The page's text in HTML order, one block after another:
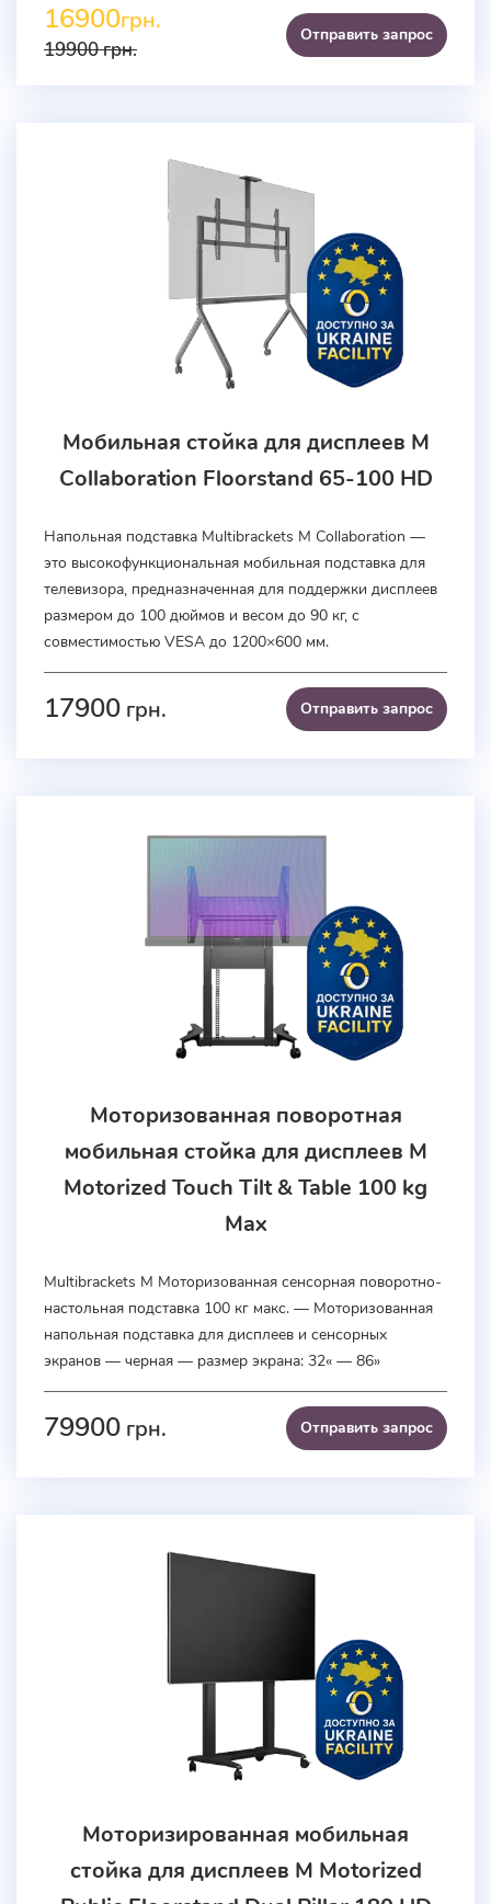
16900грн.
19900грн.
Отправить запроc
Мобильная стойка для дисплеев M
Collaboration Floorstand 65-100 HD
Напольная подставка Multibrackets M Collaboration —
это высокофункциональная мобильная подставка для
телевизора, предназначенная для поддержки дисплеев
размером до 100 дюймов и весом до 90 кг, с
совместимостью VESA до 1200×600 мм.
17900 грн. Отправить запроc
Моторизованная поворотная
мобильная стойка для дисплеев M
Motorized Touch Tilt & Table 100 kg
Max
Multibrackets M Моторизованная сенсорная поворотно-
настольная подставка 100 кг макс. — Моторизованная
напольная подставка для дисплеев и сенсорных
экранов — черная — размер экрана: 32« — 86»
79900 грн. Отправить запроc
Моторизированная мобильная
стойка для дисплеев M Motorized